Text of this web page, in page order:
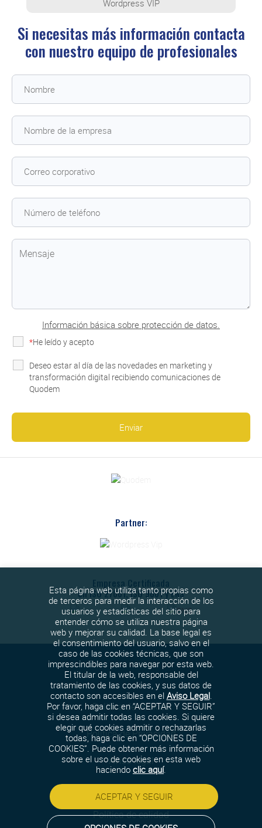
Wordpress VIP
Si necesitas más información contacta
con nuestro equipo de profesionales
Información básica sobre protección de datos.
He leído y acepto
*
Deseo estar al día de las novedades en marketing y
transformación digital recibiendo comunicaciones de
Quodem
Partner:
Empresa Certificada
en ISO 27001, ISO 9001 y ENS
Política de cookies
Política de Privacidad
Aviso legal
Política de seguridad
Política de calidad
Esta página web utiliza tanto propias como
de terceros para medir la interacción de los
usuarios y estadísticas del sitio para
entender cómo se utiliza nuestra página
web y mejorar su calidad. La base legal es
el consentimiento del usuario, salvo en el
caso de las cookies técnicas, que son
imprescindibles para navegar por esta web.
El titular de la web, responsable del
tratamiento de las cookies, y sus datos de
contacto son accesibles en el Aviso Legal.
Por favor, haga clic en “ACEPTAR Y SEGUIR”
si desea admitir todas las cookies. Si quiere
elegir qué cookies admitir o rechazarlas
todas, haga clic en “OPCIONES DE
COOKIES”. Puede obtener más información
sobre el uso de cookies en esta web
haciendo clic aquí.
ACEPTAR Y SEGUIR